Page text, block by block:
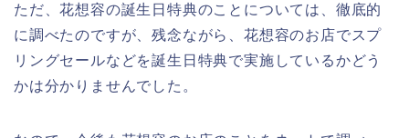
ただ、花想容の誕生日特典のことについては、徹底的
に調べたのですが、残念ながら、花想容のお店でスプ
リングセールなどを誕生日特典で実施しているかどう
かは分かりませんでした。